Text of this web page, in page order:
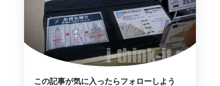
この記事が気に入ったらフォローしよう